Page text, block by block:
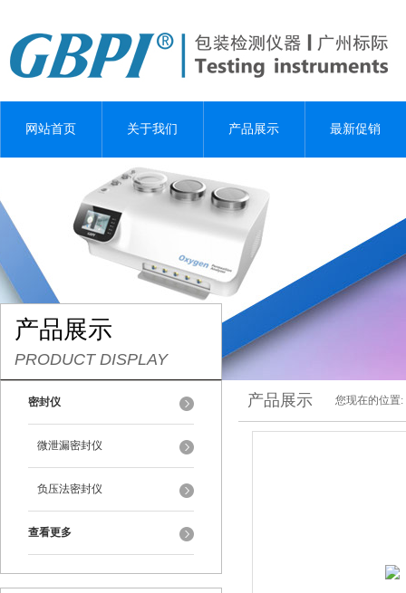
网站首页 关于我们 产品展示 最新促销
产品展示
PRODUCT DISPLAY
密封仪
微泄漏密封仪
负压法密封仪
查看更多
产品展示 您现在的位置: